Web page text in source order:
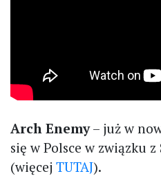
Arch Enemy– już w
się w Polsce w związku z
(więcej TUTAJ).